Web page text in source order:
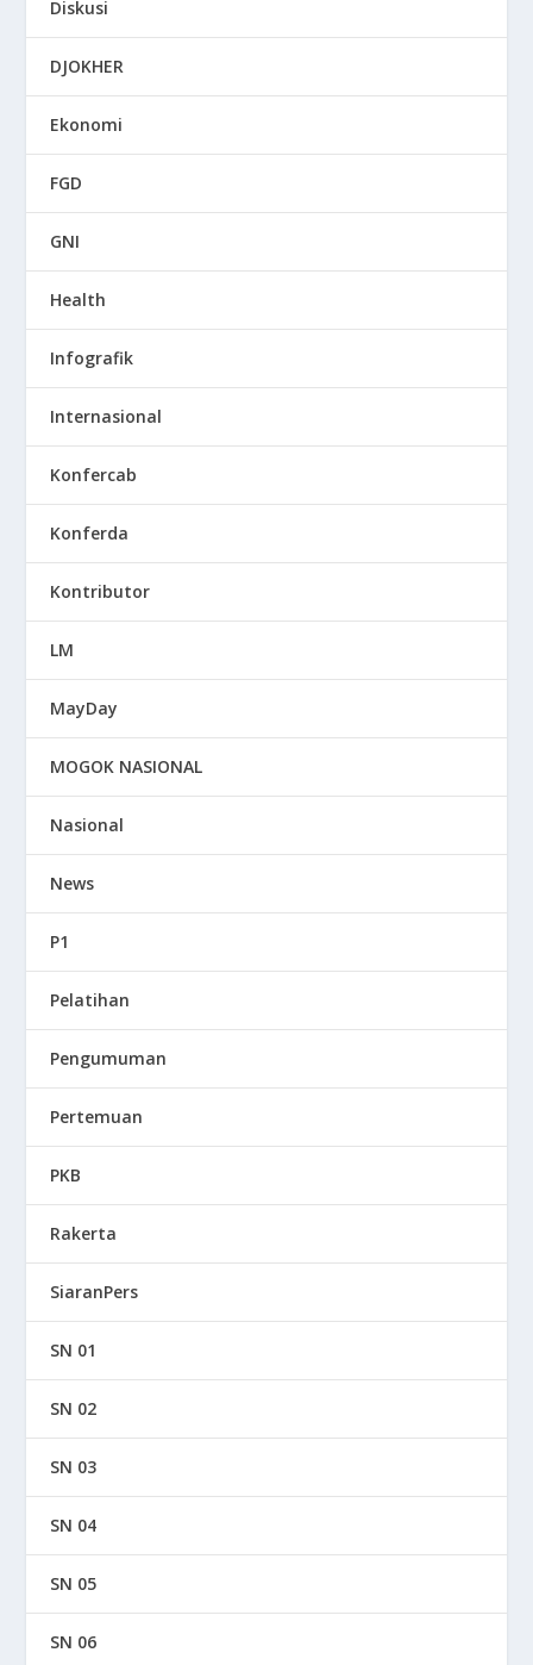
Diskusi
DJOKHER
Ekonomi
FGD
GNI
Health
Infografik
Internasional
Konfercab
Konferda
Kontributor
LM
MayDay
MOGOK NASIONAL
Nasional
News
P1
Pelatihan
Pengumuman
Pertemuan
PKB
Rakerta
SiaranPers
SN 01
SN 02
SN 03
SN 04
SN 05
SN 06